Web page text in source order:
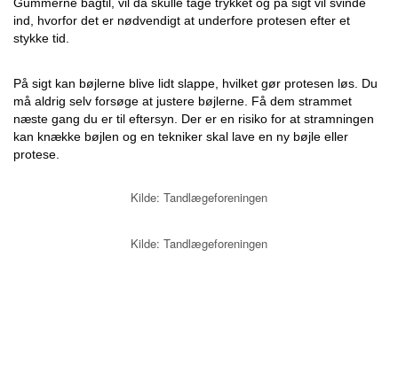
ind, hvorfor det er nødvendigt at underfore protesen efter et
stykke tid.
På sigt kan bøjlerne blive lidt slappe, hvilket gør protesen løs. Du
må aldrig selv forsøge at justere bøjlerne. Få dem strammet
næste gang du er til eftersyn. Der er en risiko for at stramningen
kan knække bøjlen og en tekniker skal lave en ny bøjle eller
protese.
Kilde: Tandlægeforeningen
Kilde: Tandlægeforeningen